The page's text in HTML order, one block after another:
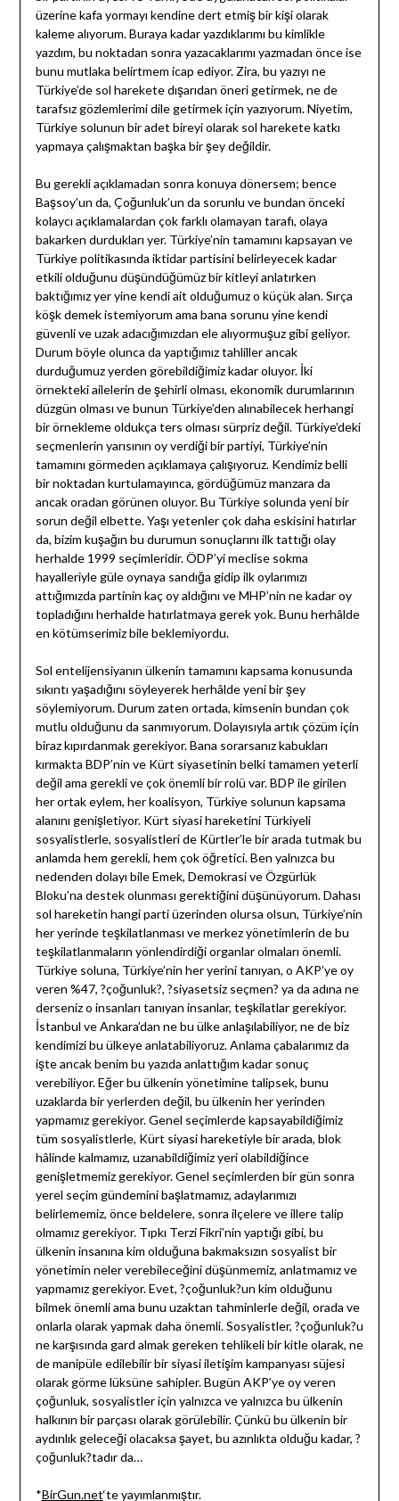
üzerine kafa yormayı kendine dert etmiş bir kişi olarak
kaleme alıyorum. Buraya kadar yazdıklarımı bu kimlikle
yazdım, bu noktadan sonra yazacaklarımı yazmadan önce ise
bunu mutlaka belirtmem icap ediyor. Zira, bu yazıyı ne
Türkiye’de sol harekete dışarıdan öneri getirmek, ne de
tarafsız gözlemlerimi dile getirmek için yazıyorum. Niyetim,
Türkiye solunun bir adet bireyi olarak sol harekete katkı
yapmaya çalışmaktan başka bir şey değildir.
Bu gerekli açıklamadan sonra konuya dönersem; bence
Başsoy’un da, Çoğunluk’un da sorunlu ve bundan önceki
kolaycı açıklamalardan çok farklı olamayan tarafı, olaya
bakarken durdukları yer. Türkiye’nin tamamını kapsayan ve
Türkiye politikasında iktidar partisini belirleyecek kadar
etkili olduğunu düşündüğümüz bir kitleyi anlatırken
baktığımız yer yine kendi ait olduğumuz o küçük alan. Sırça
köşk demek istemiyorum ama bana sorunu yine kendi
güvenli ve uzak adacığımızdan ele alıyormuşuz gibi geliyor.
Durum böyle olunca da yaptığımız tahliller ancak
durduğumuz yerden görebildiğimiz kadar oluyor. İki
örnekteki ailelerin de şehirli olması, ekonomik durumlarının
düzgün olması ve bunun Türkiye’den alınabilecek herhangi
bir örnekleme oldukça ters olması sürpriz değil. Türkiye’deki
seçmenlerin yarısının oy verdiği bir partiyi, Türkiye’nin
tamamını görmeden açıklamaya çalışıyoruz. Kendimiz belli
bir noktadan kurtulamayınca, gördüğümüz manzara da
ancak oradan görünen oluyor. Bu Türkiye solunda yeni bir
sorun değil elbette. Yaşı yetenler çok daha eskisini hatırlar
da, bizim kuşağın bu durumun sonuçlarını ilk tattığı olay
herhalde 1999 seçimleridir. ÖDP’yi meclise sokma
hayalleriyle güle oynaya sandığa gidip ilk oylarımızı
attığımızda partinin kaç oy aldığını ve MHP’nin ne kadar oy
topladığını herhalde hatırlatmaya gerek yok. Bunu herhâlde
en kötümserimiz bile beklemiyordu.
Sol entelijensiyanın ülkenin tamamını kapsama konusunda
sıkıntı yaşadığını söyleyerek herhâlde yeni bir şey
söylemiyorum. Durum zaten ortada, kimsenin bundan çok
mutlu olduğunu da sanmıyorum. Dolayısıyla artık çözüm için
biraz kıpırdanmak gerekiyor. Bana sorarsanız kabukları
kırmakta BDP’nin ve Kürt siyasetinin belki tamamen yeterli
değil ama gerekli ve çok önemli bir rolü var. BDP ile girilen
her ortak eylem, her koalisyon, Türkiye solunun kapsama
alanını genişletiyor. Kürt siyasi hareketini Türkiyeli
sosyalistlerle, sosyalistleri de Kürtler’le bir arada tutmak bu
anlamda hem gerekli, hem çok öğretici. Ben yalnızca bu
nedenden dolayı bile Emek, Demokrasi ve Özgürlük
Bloku’na destek olunması gerektiğini düşünüyorum. Dahası
sol hareketin hangi parti üzerinden olursa olsun, Türkiye’nin
her yerinde teşkilatlanması ve merkez yönetimlerin de bu
teşkilatlanmaların yönlendirdiği organlar olmaları önemli.
Türkiye soluna, Türkiye’nin her yerini tanıyan, o AKP’ye oy
veren %47, ?çoğunluk?, ?siyasetsiz seçmen? ya da adına ne
derseniz o insanları tanıyan insanlar, teşkilatlar gerekiyor.
İstanbul ve Ankara’dan ne bu ülke anlaşılabiliyor, ne de biz
kendimizi bu ülkeye anlatabiliyoruz. Anlama çabalarımız da
işte ancak benim bu yazıda anlattığım kadar sonuç
verebiliyor. Eğer bu ülkenin yönetimine talipsek, bunu
uzaklarda bir yerlerden değil, bu ülkenin her yerinden
yapmamız gerekiyor. Genel seçimlerde kapsayabildiğimiz
tüm sosyalistlerle, Kürt siyasi hareketiyle bir arada, blok
hâlinde kalmamız, uzanabildiğimiz yeri olabildiğince
genişletmemiz gerekiyor. Genel seçimlerden bir gün sonra
yerel seçim gündemini başlatmamız, adaylarımızı
belirlememiz, önce beldelere, sonra ilçelere ve illere talip
olmamız gerekiyor. Tıpkı Terzi Fikri’nin yaptığı gibi, bu
ülkenin insanına kim olduğuna bakmaksızın sosyalist bir
yönetimin neler verebileceğini düşünmemiz, anlatmamız ve
yapmamız gerekiyor. Evet, ?çoğunluk?un kim olduğunu
bilmek önemli ama bunu uzaktan tahminlerle değil, orada ve
onlarla olarak yapmak daha önemli. Sosyalistler, ?çoğunluk?u
ne karşısında gard almak gereken tehlikeli bir kitle olarak, ne
de manipüle edilebilir bir siyasi iletişim kampanyası süjesi
olarak görme lüksüne sahipler. Bugün AKP’ye oy veren
çoğunluk, sosyalistler için yalnızca ve yalnızca bu ülkenin
halkının bir parçası olarak görülebilir. Çünkü bu ülkenin bir
aydınlık geleceği olacaksa şayet, bu azınlıkta olduğu kadar, ?
çoğunluk?tadır da…
*BirGun.net‘te yayımlanmıştır.